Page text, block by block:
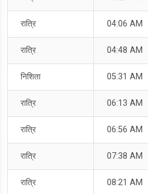
रात्रि 04:06 AM
रात्रि 04:48 AM
निशिता 05:31 AM
रात्रि 06:13 AM
रात्रि 06:56 AM
रात्रि 07:38 AM
रात्रि 08:21 AM